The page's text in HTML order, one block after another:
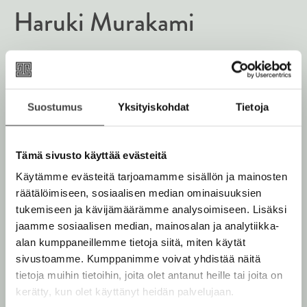
Suostumus Yksityiskohdat Tietoja
Tämä sivusto käyttää evästeitä
Käytämme evästeitä tarjoamamme sisällön ja mainosten
räätälöimiseen, sosiaalisen median ominaisuuksien
tukemiseen ja kävijämäärämme analysoimiseen. Lisäksi
jaamme sosiaalisen median, mainosalan ja analytiikka-
alan kumppaneillemme tietoja siitä, miten käytät
sivustoamme. Kumppanimme voivat yhdistää näitä
tietoja muihin tietoihin, joita olet antanut heille tai joita on
kerätty, kun olet käyttänyt heidän palvelujaan.
Haruki Murakami
Haruki Murakamia
(s. 1949) on jo ehditty verrata ties
kehen: Austeriin, Salingeriin, Chandleriin, Borgesiin.
ja hän on siellä etenkin nuorten lukijoiden suosikki.
Myös Murakamin kansainvälinen suosio on huikea.
Lue lisää tekijästä
H
a
r
u
k
i
M
u
r
a
k